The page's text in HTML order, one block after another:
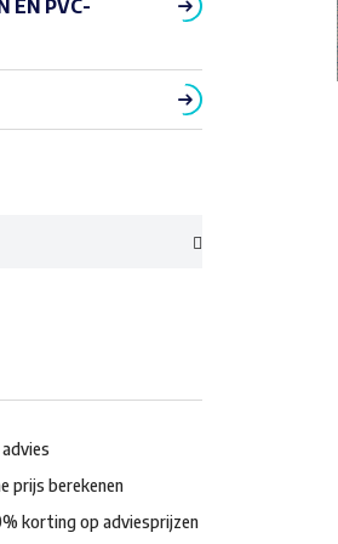
EN PVC-
prijs berekenen
korting op adviesprijzen